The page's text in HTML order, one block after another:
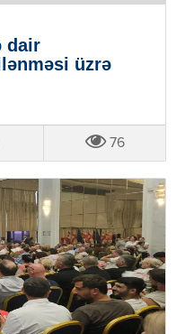
dair
üzrə
76